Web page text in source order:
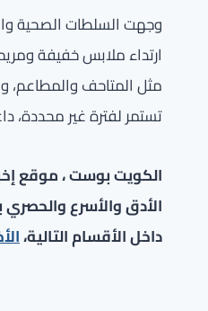
وجهت السلطات الصحية
ارتداء ملابس خفيفة
مثل المتاحف والمطاعم،
تستمر لفترة غير محددة،
الكويت بوست ، موقع
الأدق والأسرع
داخل الأقسام التالية،